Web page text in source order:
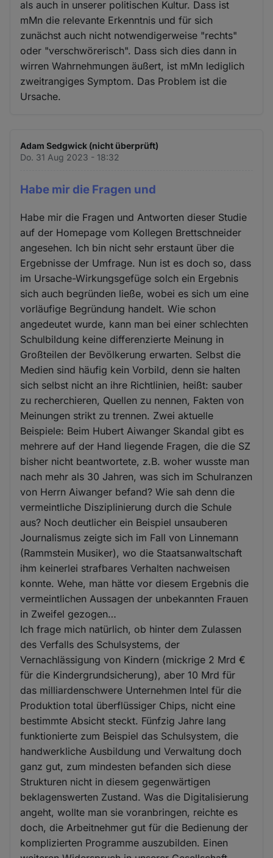
als auch in unserer politischen Kultur. Dass ist
mMn die relevante Erkenntnis und für sich
zunächst auch nicht notwendigerweise "rechts"
oder "verschwörerisch". Dass sich dies dann in
wirren Wahrnehmungen äußert, ist mMn lediglich
zweitrangiges Symptom. Das Problem ist die
Ursache.
Adam Sedgwick (nicht überprüft)
Do. 31 Aug 2023 - 18:32
Habe mir die Fragen und
Habe mir die Fragen und Antworten dieser Studie
auf der Homepage vom Kollegen Brettschneider
angesehen. Ich bin nicht sehr erstaunt über die
Ergebnisse der Umfrage. Nun ist es doch so, dass
im Ursache-Wirkungsgefüge solch ein Ergebnis
sich auch begründen ließe, wobei es sich um eine
vorläufige Begründung handelt. Wie schon
angedeutet wurde, kann man bei einer schlechten
Schulbildung keine differenzierte Meinung in
Großteilen der Bevölkerung erwarten. Selbst die
Medien sind häufig kein Vorbild, denn sie halten
sich selbst nicht an ihre Richtlinien, heißt: sauber
zu recherchieren, Quellen zu nennen, Fakten von
Meinungen strikt zu trennen. Zwei aktuelle
Beispiele: Beim Hubert Aiwanger Skandal gibt es
mehrere auf der Hand liegende Fragen, die die SZ
bisher nicht beantwortete, z.B. woher wusste man
nach mehr als 30 Jahren, was sich im Schulranzen
von Herrn Aiwanger befand? Wie sah denn die
vermeintliche Disziplinierung durch die Schule
aus? Noch deutlicher ein Beispiel unsauberen
Journalismus zeigte sich im Fall von Linnemann
(Rammstein Musiker), wo die Staatsanwaltschaft
ihm keinerlei strafbares Verhalten nachweisen
konnte. Wehe, man hätte vor diesem Ergebnis die
vermeintlichen Aussagen der unbekannten Frauen
in Zweifel gezogen…
Ich frage mich natürlich, ob hinter dem Zulassen
des Verfalls des Schulsystems, der
Vernachlässigung von Kindern (mickrige 2 Mrd €
für die Kindergrundsicherung), aber 10 Mrd für
das milliardenschwere Unternehmen Intel für die
Produktion total überflüssiger Chips, nicht eine
bestimmte Absicht steckt. Fünfzig Jahre lang
funktionierte zum Beispiel das Schulsystem, die
handwerkliche Ausbildung und Verwaltung doch
ganz gut, zum mindesten befanden sich diese
Strukturen nicht in diesem gegenwärtigen
beklagenswerten Zustand. Was die Digitalisierung
angeht, wollte man sie voranbringen, reichte es
doch, die Arbeitnehmer gut für die Bedienung der
komplizierten Programme auszubilden. Einen